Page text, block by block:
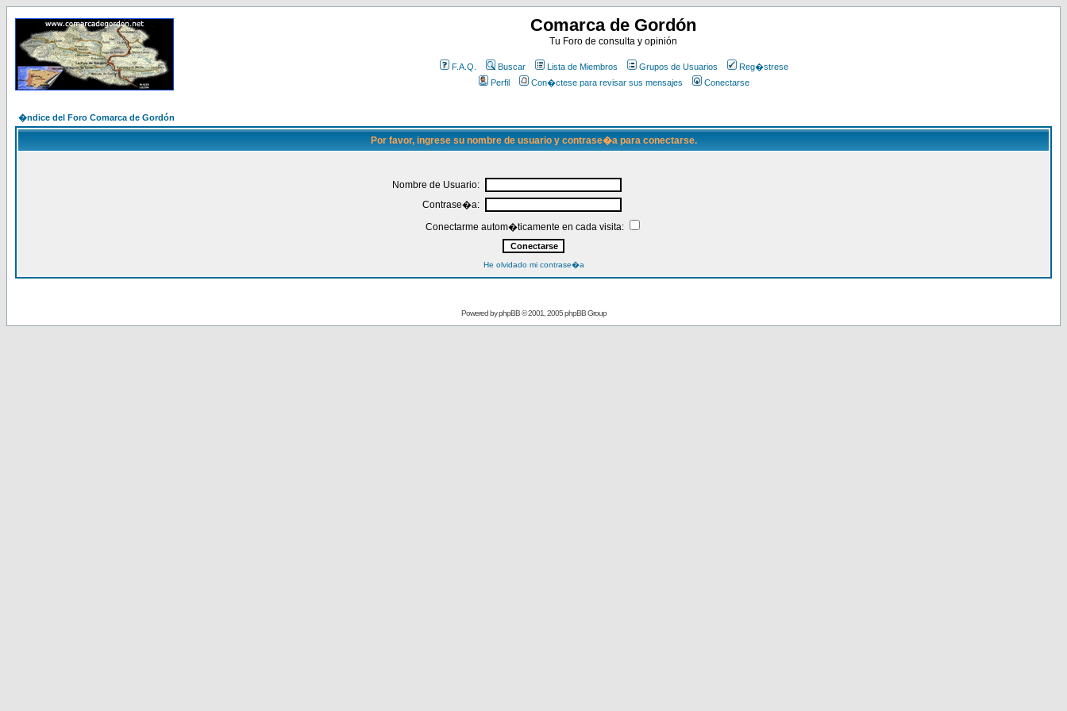
Comarca de Gordón
Tu Foro de consulta y opinión
F.A.Q. Buscar Lista de Miembros Grupos de Usuarios
Reg�strese
Perfil
Con�ctese para revisar sus mensajes Conectarse
�ndice del Foro Comarca de Gordón
Por favor, ingrese su nombre de usuario y contrase�a para conectarse.
Nombre de Usuario:
Contrase�a:
Conectarme autom�ticamente en cada visita:
He olvidado mi contrase�a
Powered byphpBB© 2001, 2005 phpBB Group